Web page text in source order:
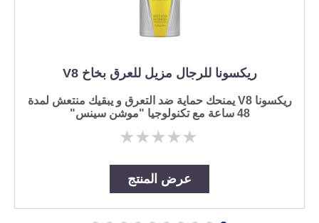
ريكسونا للرجال مزيل للعرق بخاخ V8
ريكسونا V8 يمنحك حماية ضد التعرق و يبقيك منتعش لمدة
48 ساعة مع تكنولوجيا "موشن سينس"
لم
تقديم
أي
تقييمات
عرض المنتج